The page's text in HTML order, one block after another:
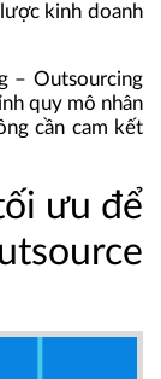
kinh doanh
– Outsourcing
quy mô nhân
cần cam kết
ưu để